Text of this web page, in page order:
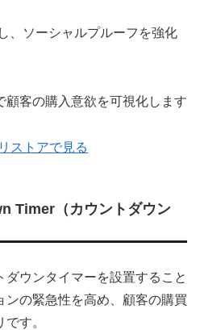
、ソーシャルプルーフを強化
顧客の購入意欲を可視化します
ストアで見る
Timer（カウントダウン
ウンタイマーを設置すること
ンの緊急性を高め、顧客の購買
す。